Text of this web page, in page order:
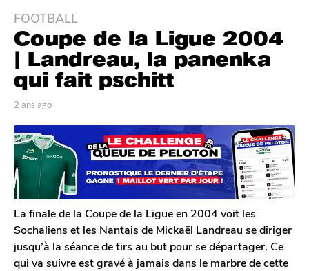
2
a
n
s
a
g
2
a
n
s
a
g
o
FOOTBALL
Coupe de la Ligue 2004
| Landreau, la panenka
qui fait pschitt
p
r
T
o
m
G
a
l
e
r
o
n
2 ans ago
s
a
La finale de la Coupe de la Ligue en 2004 voit les
Sochaliens et les Nantais de Mickaël Landreau se diriger
jusqu’à la séance de tirs au but pour se départager. Ce
qui va suivre est gravé à jamais dans le marbre de cette